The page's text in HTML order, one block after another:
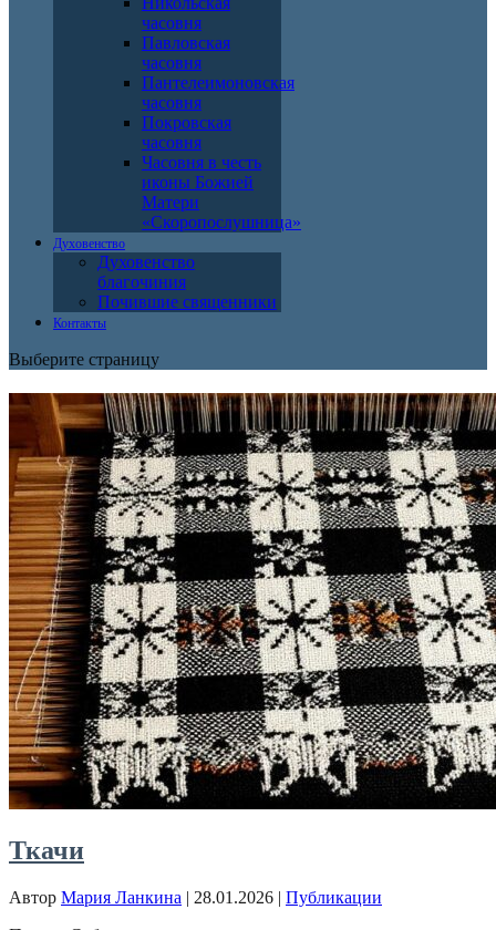
часовня
Павловская
часовня
Пантелеимоновская
часовня
Покровская
часовня
Часовня в честь
иконы Божией
Матери
«Скоропослушница»
Духовенство
Духовенство
благочиния
Почившие священники
Контакты
Выберите страницу
Ткачи
Автор Мария Ланкина | 28.01.2026 | Публикации